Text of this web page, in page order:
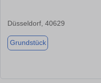
Düsseldorf, 40629
Grundstück